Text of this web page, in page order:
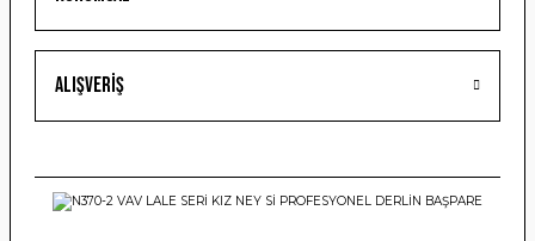
Alışveriş